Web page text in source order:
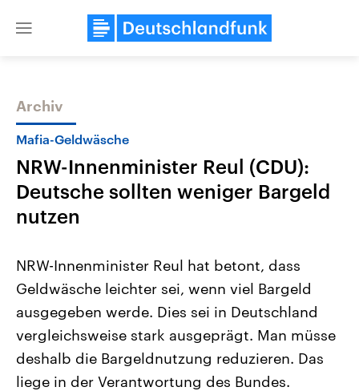
Close
Themen
2026
Alle Informationen
Sachsen-Anhalt wählt am 6.
September 2026 einen neuen
Landtag. Seit 2021 wird das
Bundesland von einer Koalition aus
CDU, SPD und FDP regiert.-
Umfragen, Prognosen,
Aktuelle Beiträge,
Hintergründe
Wirtschaftlich und
gehören die Vereinigten
den mächtigsten Ländern
mit großem Einfluss auf
Archiv
Mafia-Geldwäsche
NRW-Innenminister Reul (CDU):
Deutsche sollten weniger Bargeld
nutzen
NRW-Innenminister Reul hat betont, dass
Geldwäsche leichter sei, wenn viel Bargeld
ausgegeben werde. Dies sei in Deutschland
vergleichsweise stark ausgeprägt. Man müsse
deshalb die Bargeldnutzung reduzieren. Das
liege in der Verantwortung des Bundes.